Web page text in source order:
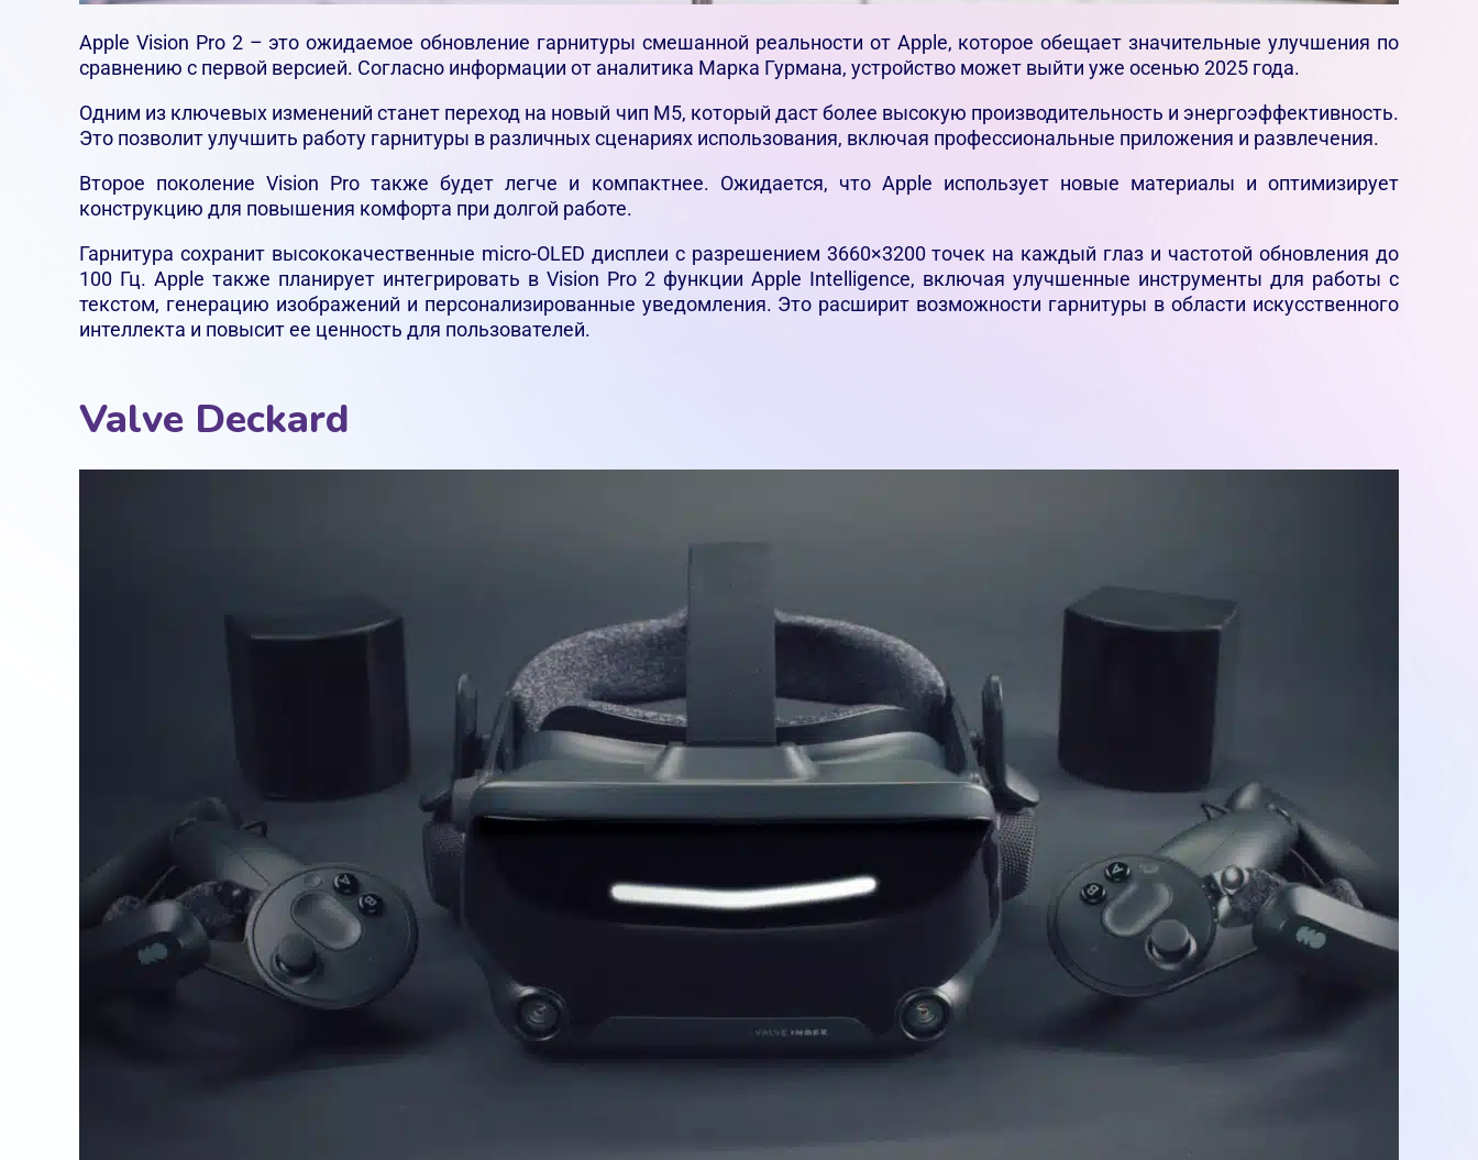
Apple Vision Pro 2 – это ожидаемое обновление гарнитуры смешанной реальности от Apple, которое обещает значительные улучшения по
сравнению с первой версией. Согласно информации от аналитика Марка Гурмана, устройство может выйти уже осенью 2025 года.
Одним из ключевых изменений станет переход на новый чип M5, который даст более высокую производительность и энергоэффективность.
Это позволит улучшить работу гарнитуры в различных сценариях использования, включая профессиональные приложения и развлечения.
Второе поколение Vision Pro также будет легче и компактнее. Ожидается, что Apple использует новые материалы и оптимизирует
конструкцию для повышения комфорта при долгой работе.
Гарнитура сохранит высококачественные micro-OLED дисплеи с разрешением 3660×3200 точек на каждый глаз и частотой обновления до
100 Гц. Apple также планирует интегрировать в Vision Pro 2 функции Apple Intelligence, включая улучшенные инструменты для работы с
текстом, генерацию изображений и персонализированные уведомления. Это расширит возможности гарнитуры в области искусственного
интеллекта и повысит ее ценность для пользователей.
Valve Deckard